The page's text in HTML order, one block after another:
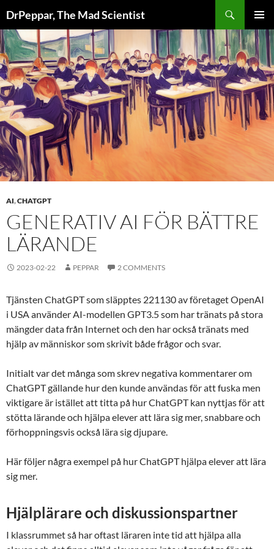
to
content
DrPeppar, The Mad Scientist
MENU
AI,CHATGPT
GENERATIV AI FÖR BÄTTRE
LÄRANDE
2023-02-22 PEPPAR 2 COMMENTS
Tjänsten ChatGPT som släpptes 221130 av företaget OpenAI
i USA använder AI-modellen GPT3.5 som har tränats på stora
mängder data från Internet och den har också tränats med
hjälp av människor som skrivit både frågor och svar.
Initialt var det många som skrev negativa kommentarer om
ChatGPT gällande hur den kunde användas för att fuska men
viktigare är istället att titta på hur ChatGPT kan nyttjas för att
stötta lärande och hjälpa elever att lära sig mer, snabbare och
förhoppningsvis också lära sig djupare.
Här följer några exempel på hur ChatGPT hjälpa elever att lära
sig mer.
Hjälplärare och diskussionspartner
I klassrummet så har oftast läraren inte tid att hjälpa alla